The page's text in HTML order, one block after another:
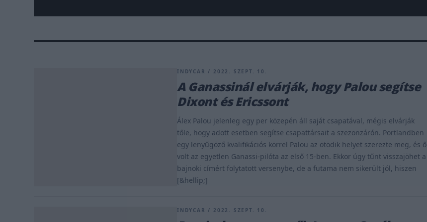
INDYCAR / 2022. SZEPT. 10.
A Ganassinál elvárják, hogy Palou segítse
Dixont és Ericssont
Álex Palou jelenleg egy per közepén áll saját csapatával, mégis elvárják
tőle, hogy adott esetben segítse csapattársait a szezonzárón. Portlandben
egy lenyűgöző kvalifikációs körrel Palou az ötödik helyet szerezte meg, és ő
volt az egyetlen Ganassi-pilóta az első 15-ben. Ekkor úgy tűnt visszajöhet a
bajnoki címért folytatott versenybe, de a futama nem sikerült jól, hiszen
[&hellip;]
INDYCAR / 2022. SZEPT. 10.